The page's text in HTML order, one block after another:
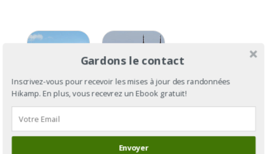
Section 1 :
le chemin
GR®89 :
Gardons le contact
Inscrivez-vous pour recevoir les mises à jour des randonnées
Hikamp. En plus, vous recevrez un Ebook gratuit!
Envoyer